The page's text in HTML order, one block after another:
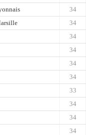
34
34
34
34
34
34
33
34
34
34